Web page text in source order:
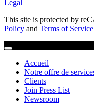
Legal
This site is protected by
Policy and Terms of Service
Accueil
Notre offre de
Clients
Join Press List
Newsroom